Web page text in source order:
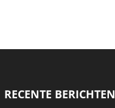
RECENTE BERICHTEN